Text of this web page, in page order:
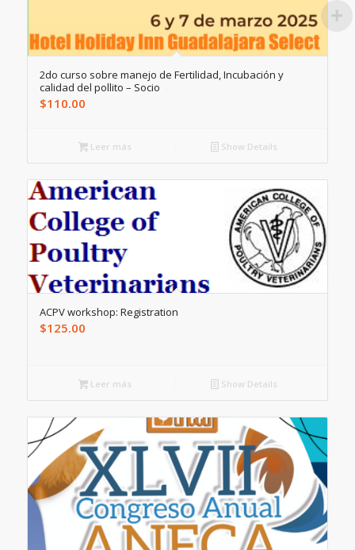
2do curso sobre manejo de Fertilidad, Incubación y
calidad del pollito – Socio
$110.00
Leer más Show Details
ACPV workshop: Registration
$125.00
Leer más Show Details